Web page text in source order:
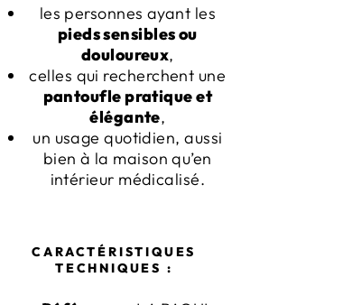
les personnes ayant les
pieds sensibles ou
douloureux,
celles qui recherchent une
pantoufle pratique et
élégante,
un usage quotidien, aussi
bien à la maison qu’en
intérieur médicalisé.
CARACTÉRISTIQUES
TECHNIQUES :